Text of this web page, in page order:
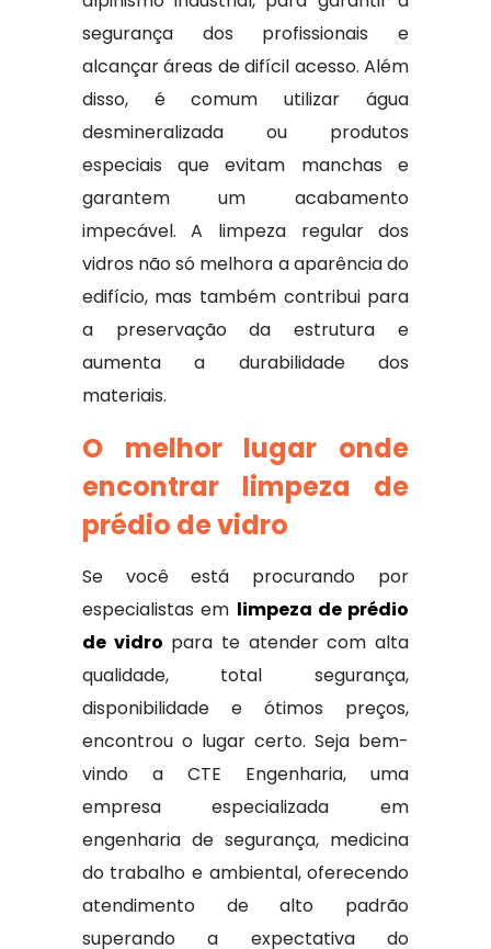
segurança dos profissionais e
alcançar áreas de difícil acesso. Além
disso, é comum utilizar água
desmineralizada ou produtos
especiais que evitam manchas e
garantem um acabamento
impecável. A limpeza regular dos
vidros não só melhora a aparência do
edifício, mas também contribui para
a preservação da estrutura e
aumenta a durabilidade dos
materiais.
O melhor lugar onde
encontrar limpeza de
prédio de vidro
Se você está procurando por
especialistas em limpeza de prédio
de vidro para te atender com alta
qualidade, total segurança,
disponibilidade e ótimos preços,
encontrou o lugar certo. Seja bem-
vindo a CTE Engenharia, uma
empresa especializada em
engenharia de segurança, medicina
do trabalho e ambiental, oferecendo
atendimento de alto padrão
superando a expectativa do